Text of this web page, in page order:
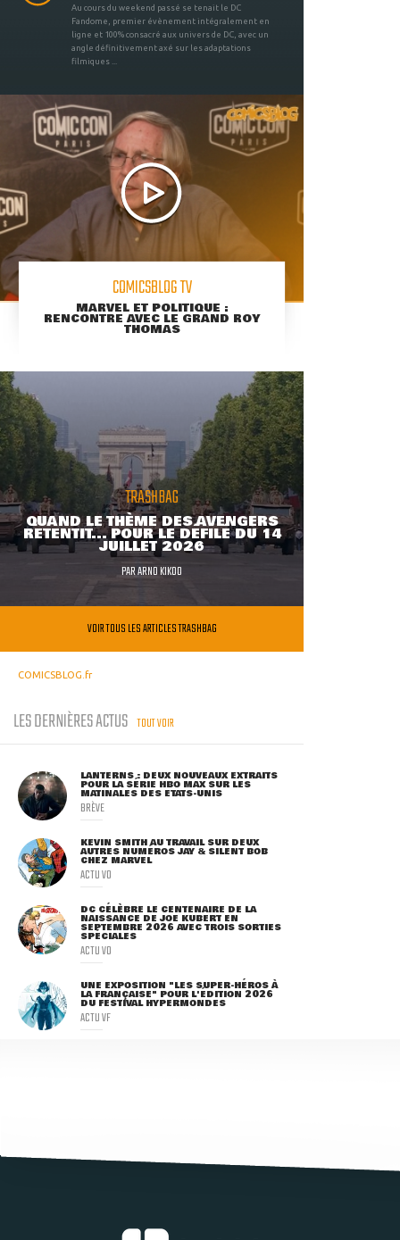
Au cours du weekend passé se tenait le DC
Fandome, premier évènement intégralement en
ligne et 100% consacré aux univers de DC, avec un
angle définitivement axé sur les adaptations
filmiques ...
COMICSBLOG TV
MARVEL ET POLITIQUE :
RENCONTRE AVEC LE GRAND ROY
THOMAS
TRASHBAG
QUAND LE THÈME DES AVENGERS
RETENTIT... POUR LE DÉFILÉ DU 14
JUILLET 2026
PARARNO KIKOO
VOIR TOUS LES ARTICLES TRASHBAG
COMICSBLOG.fr
LES DERNIÈRES ACTUS TOUT VOIR
LANTERNS : DEUX NOUVEAUX EXTRAITS
POUR LA SÉRIE HBO MAX SUR LES
MATINALES DES ETATS-UNIS
BRÈVE
KEVIN SMITH AU TRAVAIL SUR DEUX
AUTRES NUMÉROS JAY & SILENT BOB
CHEZ MARVEL
ACTU VO
DC CÉLÈBRE LE CENTENAIRE DE LA
NAISSANCE DE JOE KUBERT EN
SEPTEMBRE 2026 AVEC TROIS SORTIES
SPÉCIALES
ACTU VO
UNE EXPOSITION "LES SUPER-HÉROS À
LA FRANÇAISE" POUR L'ÉDITION 2026
DU FESTIVAL HYPERMONDES
ACTU VF